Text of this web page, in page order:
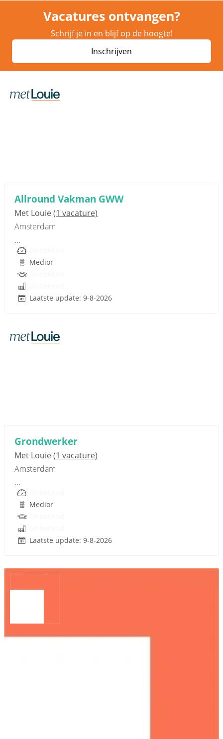
Vacatures ontvangen?
Schrijf je in en blijf op de hoogte!
Inschrijven
Allround Vakman GWW
Met Louie(1 vacature)
Amsterdam
...
Medior
Laatste update: 9-8-2026
Grondwerker
Met Louie(1 vacature)
Amsterdam
...
Medior
Laatste update: 9-8-2026